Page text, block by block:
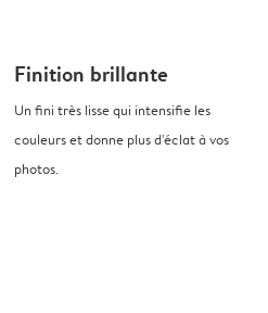
Finition brillante
Un fini très lisse qui intensifie les
couleurs et donne plus d'éclat à vos
photos.